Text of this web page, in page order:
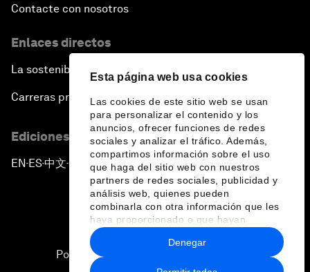
Esta página web usa cookies
Las cookies de este sitio web se usan
para personalizar el contenido y los
anuncios, ofrecer funciones de redes
sociales y analizar el tráfico. Además,
compartimos información sobre el uso
que haga del sitio web con nuestros
partners de redes sociales, publicidad y
análisis web, quienes pueden
combinarla con otra información que les
haya proporcionado o que hayan
recopilado a partir del uso que haya
hecho de sus servicios.
Denegar
Contacte con nosotros
Enlaces directos
La sostenibilidad en el Foro
Carreras profesionales
Ediciones en otros idiomas
EN ▪ ES▪中文▪ 日本語
Política de privacidad y normas de uso